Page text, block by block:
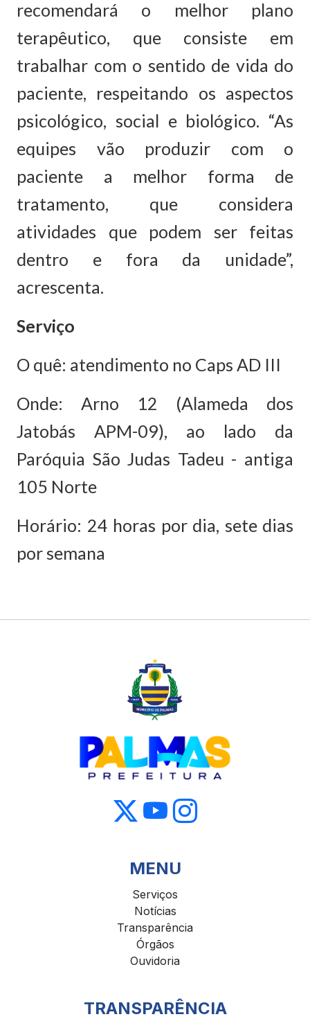
recomendará o melhor plano
terapêutico, que consiste em
trabalhar com o sentido de vida do
paciente, respeitando os aspectos
psicológico, social e biológico. “As
equipes vão produzir com o
paciente a melhor forma de
tratamento, que considera
atividades que podem ser feitas
dentro e fora da unidade”,
acrescenta.
Serviço
O quê: atendimento no Caps AD III
Onde: Arno 12 (Alameda dos
Jatobás APM-09), ao lado da
Paróquia São Judas Tadeu - antiga
105 Norte
Horário: 24 horas por dia, sete dias
por semana
MENU
Serviços
Notícias
Transparência
Órgãos
Ouvidoria
TRANSPARÊNCIA